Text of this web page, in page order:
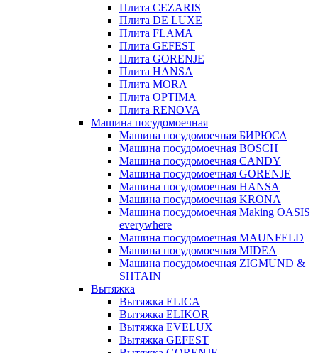
Плита CEZARIS
Плита DE LUXE
Плита FLAMA
Плита GEFEST
Плита GORENJE
Плита HANSA
Плита MORA
Плита OPTIMA
Плита RENOVA
Машина посудомоечная
Машина посудомоечная БИРЮСА
Машина посудомоечная BOSCH
Машина посудомоечная CANDY
Машина посудомоечная GORENJE
Машина посудомоечная HANSA
Машина посудомоечная KRONA
Машина посудомоечная Making OASIS
everywhere
Машина посудомоечная MAUNFELD
Машина посудомоечная MIDEA
Машина посудомоечная ZIGMUND &
SHTAIN
Вытяжка
Вытяжка ELICA
Вытяжка ELIKOR
Вытяжка EVELUX
Вытяжка GEFEST